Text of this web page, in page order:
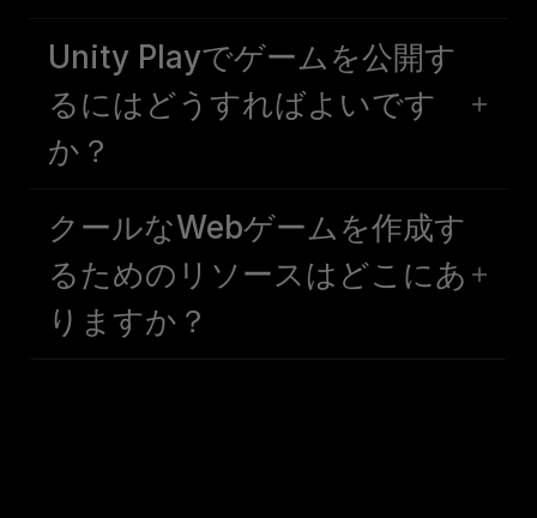
Unity Playでゲームを公開す
るにはどうすればよいです
か？
クールなWebゲームを作成す
るためのリソースはどこにあ
りますか？